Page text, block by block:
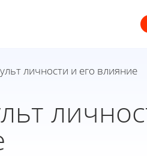
личности и его влияние